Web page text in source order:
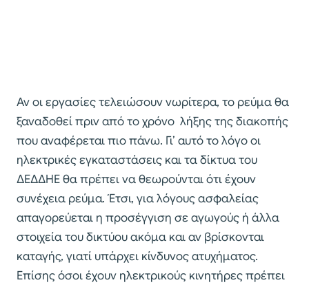
Αν οι εργασίες τελειώσουν νωρίτερα, το ρεύμα θα
ξαναδοθεί πριν από το χρόνο λήξης της διακοπής
που αναφέρεται πιο πάνω. Γι’ αυτό το λόγο οι
ηλεκτρικές εγκαταστάσεις και τα δίκτυα του
ΔΕΔΔΗΕ θα πρέπει να θεωρούνται ότι έχουν
συνέχεια ρεύμα. Έτσι, για λόγους ασφαλείας
απαγορεύεται η προσέγγιση σε αγωγούς ή άλλα
στοιχεία του δικτύου ακόμα και αν βρίσκονται
καταγής, γιατί υπάρχει κίνδυνος ατυχήματος.
Επίσης όσοι έχουν ηλεκτρικούς κινητήρες πρέπει